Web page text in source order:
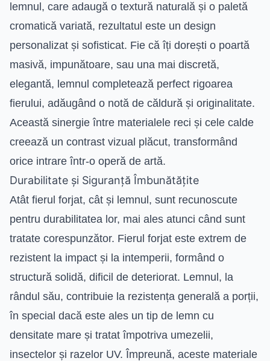
lemnul, care adaugă o textură naturală și o paletă
cromatică variată, rezultatul este un design
personalizat și sofisticat. Fie că îți dorești o poartă
masivă, impunătoare, sau una mai discretă,
elegantă, lemnul completează perfect rigoarea
fierului, adăugând o notă de căldură și originalitate.
Această sinergie între materialele reci și cele calde
creează un contrast vizual plăcut, transformând
orice intrare într-o operă de artă.
Durabilitate și Siguranță Îmbunătățite
Atât fierul forjat, cât și lemnul, sunt recunoscute
pentru durabilitatea lor, mai ales atunci când sunt
tratate corespunzător. Fierul forjat este extrem de
rezistent la impact și la intemperii, formând o
structură solidă, dificil de deteriorat. Lemnul, la
rândul său, contribuie la rezistența generală a porții,
în special dacă este ales un tip de lemn cu
densitate mare și tratat împotriva umezelii,
insectelor și razelor UV. Împreună, aceste materiale